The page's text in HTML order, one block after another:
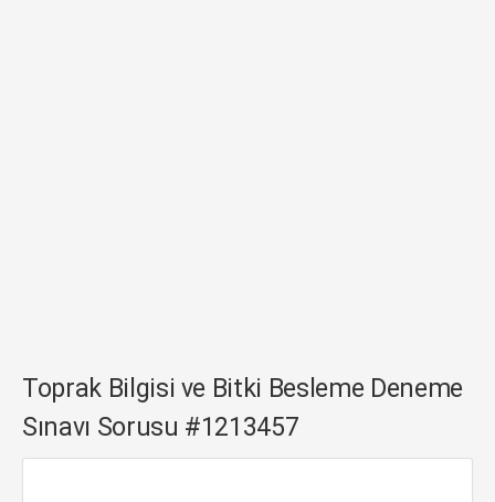
Toprak Bilgisi ve Bitki Besleme Deneme
Sınavı Sorusu #1213457